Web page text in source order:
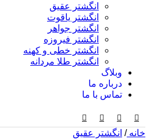
انگشتر عقیق
انگشتر یاقوت
انگشتر جواهر
انگشتر فیروزه
انگشتر خطی و کهنه
انگشتر طلا مردانه
وبلاگ
درباره ما
تماس با ما
خانه/ انگشتر عقیق